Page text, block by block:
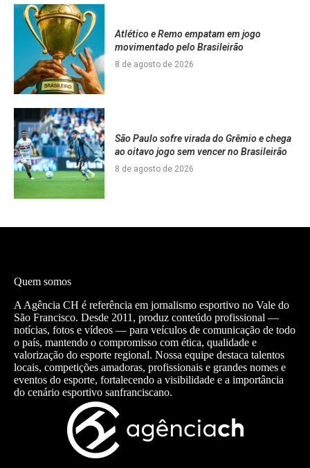
Atlético e Remo empatam em jogo
movimentado pelo Brasileirão
8 de agosto de 2026
São Paulo sofre virada do Grêmio e chega
ao oitavo jogo sem vencer no Brasileirão
8 de agosto de 2026
Quem somos
A Agência CH é referência em jornalismo esportivo no Vale do
São Francisco. Desde 2011, produz conteúdo profissional —
notícias, fotos e vídeos — para veículos de comunicação de todo
o país, mantendo o compromisso com ética, qualidade e
valorização do esporte regional. Nossa equipe destaca talentos
locais, competições amadoras, profissionais e grandes nomes e
eventos do esporte, fortalecendo a visibilidade e a importância
do cenário esportivo sanfranciscano.